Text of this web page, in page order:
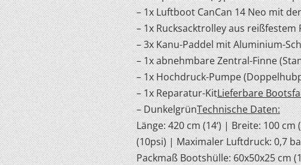
– 1x Luftboot CanCan 14 Neo mit
– 1x Rucksacktrolley aus
– 3x Kanu-Paddel mit Aluminium-
– 1x abnehmbare Zentral-Finne
– 1x Hochdruck-Pumpe
– 1x Reparatur-KitLieferbare
– DunkelgrünTechnische Daten:
Länge: 420 cm (14‘) | Breite: 100
(10psi) | Maximaler Luftdruck: 0,7
Packmaß Bootshülle: 60x50x25 cm